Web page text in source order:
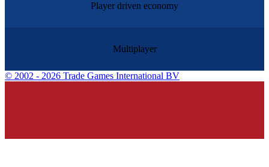
Player driven economy
Multiplayer
© 2002 - 2026 Trade Games International BV